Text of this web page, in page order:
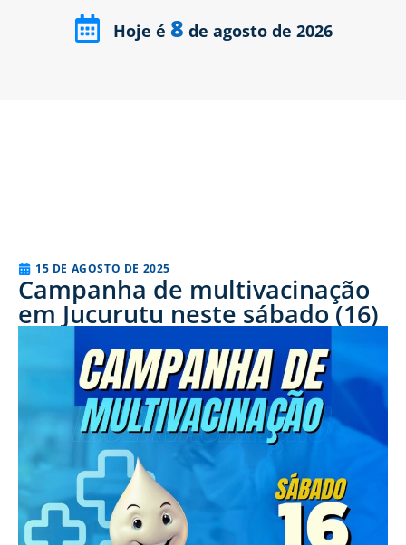
Hoje é 8 de agosto de 2026
15 DE AGOSTO DE 2025
Campanha de multivacinação
em Jucurutu neste sábado (16)